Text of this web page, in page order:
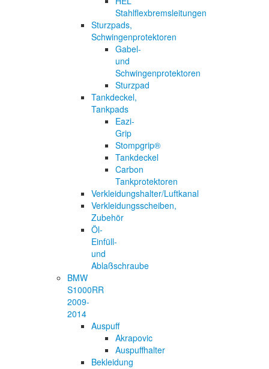
Stahlflexbremsleitungen
Sturzpads,
Schwingenprotektoren
Gabel-
und
Schwingenprotektoren
Sturzpad
Tankdeckel,
Tankpads
Eazi-
Grip
Stompgrip®
Tankdeckel
Carbon
Tankprotektoren
Verkleidungshalter/Luftkanal
Verkleidungsscheiben,
Zubehör
Öl-
Einfüll-
und
Ablaßschraube
BMW
S1000RR
2009-
2014
Auspuff
Akrapovic
Auspuffhalter
Bekleidung